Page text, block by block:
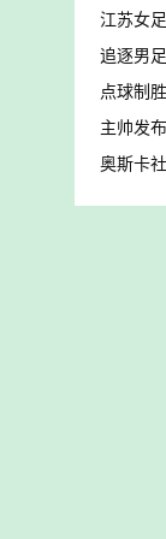
江苏女
追逐男
点球制
主帅发
奥斯卡